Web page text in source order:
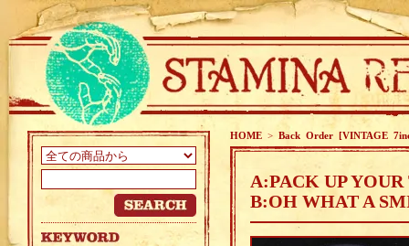
HOME > Back Order [VINTAGE
A:PACK UP
B:OH WHAT A